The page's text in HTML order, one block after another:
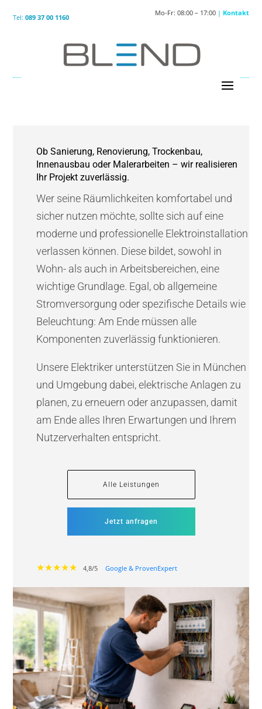
Tel:089 37 00 1160
Mo-Fr: 08:00 – 17:00| Kontakt
Ob Sanierung, Renovierung, Trockenbau,
Innenausbau oder Malerarbeiten – wir realisieren
Ihr Projekt zuverlässig.
Wer seine Räumlichkeiten komfortabel und
sicher nutzen möchte, sollte sich auf eine
moderne und professionelle Elektroinstallation
verlassen können. Diese bildet, sowohl in
Wohn- als auch in Arbeitsbereichen, eine
wichtige Grundlage. Egal, ob allgemeine
Stromversorgung oder spezifische Details wie
Beleuchtung: Am Ende müssen alle
Komponenten zuverlässig funktionieren.
Unsere Elektriker unterstützen Sie in München
und Umgebung dabei, elektrische Anlagen zu
planen, zu erneuern oder anzupassen, damit
am Ende alles Ihren Erwartungen und Ihrem
Nutzerverhalten entspricht.
Alle Leistungen
Jetzt anfragen
★★★★★ 4,8/5 Google & ProvenExpert